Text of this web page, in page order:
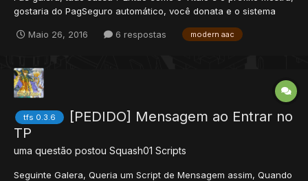
gostaria do PagSeguro automático, você donata e o sistema
entrega os pontos automaticamente. Procurei antes de postar
claro, mais vir que a maioria são Gesior e os 2 ou 3 que tem
Maio 26, 2016 6 respostas modern aac
tfs 0.3.6
[PEDIDO] Mensagem ao Entrar no
TP
uma questão postou Squash01 Scripts
Seguinte Galera, Queria um Script de Mensagem assim, Quando